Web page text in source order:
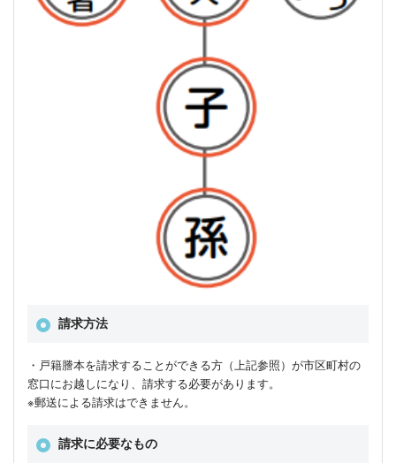
請求方法
・戸籍謄本を請求することができる方（上記参照）が市区町村の
窓口にお越しになり、請求する必要があります。
※郵送による請求はできません。
請求に必要なもの